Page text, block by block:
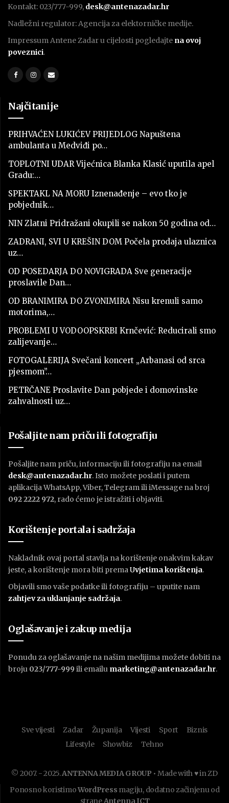
Kontakt: 023/777-999, desk@antenazadar.hr
Nadležni regulator: Agencija za elektorničke medije.
Impressum Antene Zadar u cijelosti pogledajte na ovoj
poveznici.
Najčitanije
PRIHVAĆEN LUKIĆEV PRIJEDLOG Napuštena
ambulanta u Medviđi po…
TOPLOTNI UDAR Vijećnica Blanka Klasić uputila apel
Gradu:…
SPEKTAKL NA MORU Iznenađenje – evo tko je
pobjednik…
NIN Zlatni Pridražani okupili se nakon 50 godina od…
ZADRANI, SVI U KREŠIN DOM Počela prodaja ulaznica
uz…
OD POSEDARJA DO NOVIGRADA Sve generacije
proslavile Dan…
OD BRANIMIRA DO ZVONIMIRA Nisu krenuli samo
motorima,…
PROBLEMI U VODOOPSKRBI Krnčević: Reducirali smo
zalijevanje…
FOTOGALERIJA Svečani koncert „Arbanasi od srca
pjesmom”…
PETRČANE Proslavite Dan pobjede i domovinske
zahvalnosti uz…
Pošaljite nam priču ili fotografiju
Pošaljite nam priču, informaciju ili fotografiju na email
desk@antenazadar.hr. Isto možete poslati i putem
aplikacija WhatsApp, Viber, Telegram ili iMessage na broj
092 2222 972, rado ćemo je istražiti i objaviti.
Korištenje portala i sadržaja
Nakladnik ovaj portal stavlja na korištenje onakvim kakav
jeste, a korištenje mora biti premaUvjetima korištenja.
Objavili smo vaše podatke ili fotografiju – uputite nam
zahtjev za uklanjanje sadržaja.
Oglašavanje i zakup medija
Ponudu za oglašavanje na našim medijima možete dobiti na
broju 023/777-999 ili emailu marketing@antenazadar.hr.
Sve vijesti Zadar Županija Vijesti Sport
Biznis
Lifestyle
Showbiz Tehno
© 2007. - 2025.ANTENNA MEDIA GROUP • Made with ♥ in ZD
Ponosno koristimoWordPress magiju, dodatno začinjenu od
strane Antenna ICT